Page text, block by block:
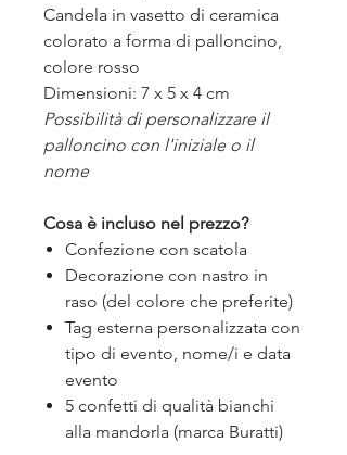
Candela in vasetto di ceramica
colorato a forma di palloncino,
colore rosso
Dimensioni: 7 x 5 x 4 cm
Possibilità di personalizzare il
palloncino con l'iniziale o il
nome
Cosa è incluso nel prezzo?
Confezione con scatola
Decorazione con nastro in
raso (del colore che preferite)
Tag esterna personalizzata con
tipo di evento, nome/i e data
evento
5 confetti di qualità bianchi
alla mandorla (marca Buratti)